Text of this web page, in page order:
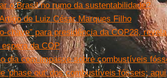
o Brasil no rumo da sustentabilidade?
de Luiz César Marques Filho
chave” para presidência da COP28,
da COP
dia com impasse sobre combustíveis
'phase out' dos combustíveis fósseis;